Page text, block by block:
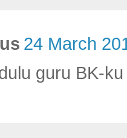
24 March
guru BK-